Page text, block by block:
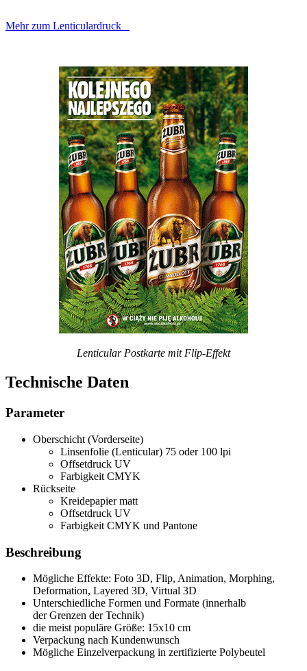
Mehr zum Lenticulardruck
Lenticular Postkarte mit Flip-Effekt
Technische Daten
Parameter
Oberschicht (Vorderseite)
Linsenfolie (Lenticular) 75 oder 100 lpi
Offsetdruck UV
Farbigkeit CMYK
Rückseite
Kreidepapier matt
Offsetdruck UV
Farbigkeit CMYK und Pantone
Beschreibung
Mögliche Effekte: Foto 3D, Flip, Animation, Morphing,
Deformation, Layered 3D, Virtual 3D
Unterschiedliche Formen und Formate (innerhalb
der Grenzen der Technik)
die meist populäre Größe: 15x10 cm
Verpackung nach Kundenwunsch
Mögliche Einzelverpackung in zertifizierte Polybeutel